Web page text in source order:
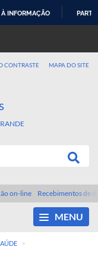
INFORMAÇÃO
CONTRASTE MAPA DO SITE
on-line Recebimentos de
MENU
>